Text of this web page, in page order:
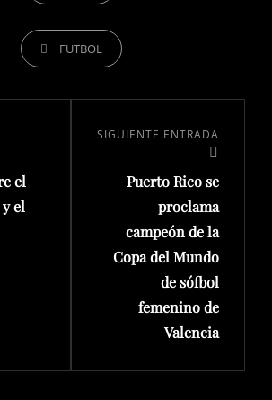
FUTBOL
el
el
SIGUIENTE ENTRADA
Puerto Rico se
proclama
campeón de la
Copa del Mundo
de sófbol
femenino de
Valencia